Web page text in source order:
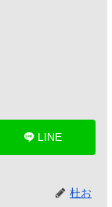
LINE
杜お